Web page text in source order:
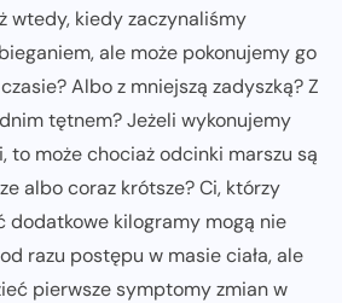
wtedy, kiedy zaczynaliśmy
ale może pokonujemy go
Albo z mniejszą zadyszką? Z
tętnem? Jeżeli wykonujemy
to może chociaż odcinki marszu są
albo coraz krótsze? Ci, którzy
dodatkowe kilogramy mogą nie
razu postępu w masie ciała, ale
pierwsze symptomy zmian w